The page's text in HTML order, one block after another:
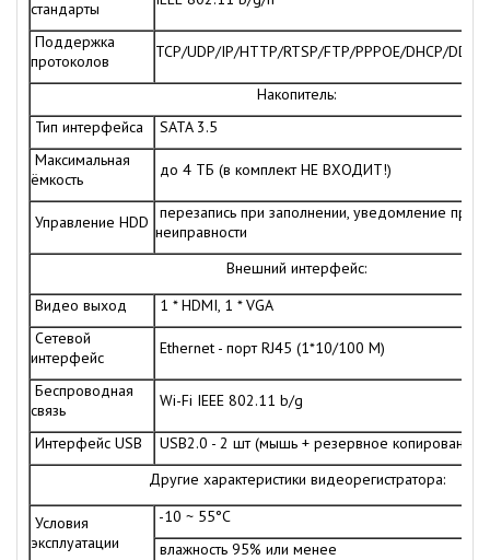
стандарты
Поддержка
протоколов
TCP/UDP/IP/HTTP/RTSP/FTP/PPPOE/DHCP/
Накопитель:
Тип интерфейса
SATA 3.5
Максимальная
ёмкость
до 4 ТБ (в комплект НЕ ВХОДИТ!)
Управление HDD
перезапись при заполнении, уведомление при
неиправности
Внешний интерфейс:
Видео выход
1 * HDMI, 1 * VGA
Сетевой
интерфейс
Ethernet - порт RJ45 (1*10/100 М)
Беспроводная
связь
Wi-Fi IEEE 802.11 b/g
Интерфейс USB
USB2.0 - 2 шт (мышь + резервное копирование)
Другие характеристики видеорегистратора:
Условия
эксплуатации
-10 ~ 55°C
влажность 95% или менее